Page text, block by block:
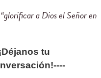
a Dios el Señor en
tu